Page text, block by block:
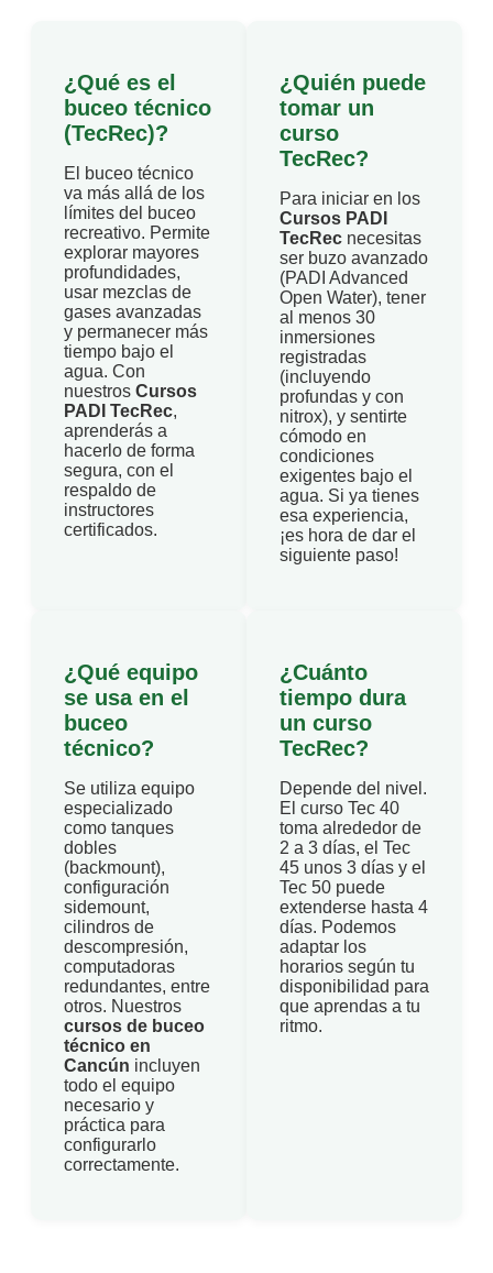
¿Qué es el
buceo técnico
(TecRec)?
El buceo técnico
va más allá de los
límites del buceo
recreativo. Permite
explorar mayores
profundidades,
usar mezclas de
gases avanzadas
y permanecer más
tiempo bajo el
agua. Con
nuestros Cursos
PADI TecRec,
aprenderás a
hacerlo de forma
segura, con el
respaldo de
instructores
certificados.
¿Quién puede
tomar un
curso
TecRec?
Para iniciar en los
Cursos PADI
TecRec necesitas
ser buzo avanzado
(PADI Advanced
Open Water), tener
al menos 30
inmersiones
registradas
(incluyendo
profundas y con
nitrox), y sentirte
cómodo en
condiciones
exigentes bajo el
agua. Si ya tienes
esa experiencia,
¡es hora de dar el
siguiente paso!
¿Qué equipo
se usa en el
buceo
técnico?
Se utiliza equipo
especializado
como tanques
dobles
(backmount),
configuración
sidemount,
cilindros de
descompresión,
computadoras
redundantes, entre
otros. Nuestros
cursos de buceo
técnico en
Cancún incluyen
todo el equipo
necesario y
práctica para
configurarlo
correctamente.
¿Cuánto
tiempo dura
un curso
TecRec?
Depende del nivel.
El curso Tec 40
toma alrededor de
2 a 3 días, el Tec
45 unos 3 días y el
Tec 50 puede
extenderse hasta 4
días. Podemos
adaptar los
horarios según tu
disponibilidad para
que aprendas a tu
ritmo.